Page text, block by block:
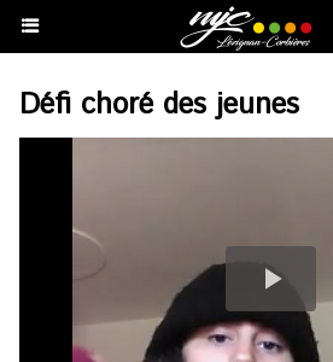
Défi choré des jeunes